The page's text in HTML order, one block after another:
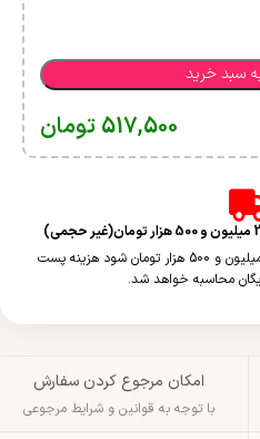
سبد خرید
517,500 تومان
چنانچه جمع سبد خرید شما بالای 2 میلیون و 500 هزار تومان شود هزینه پست
محاسبه خواهد شد.
امکان مرجوع کردن سفارش
با توجه به قوانین و شرایط مرجوعی